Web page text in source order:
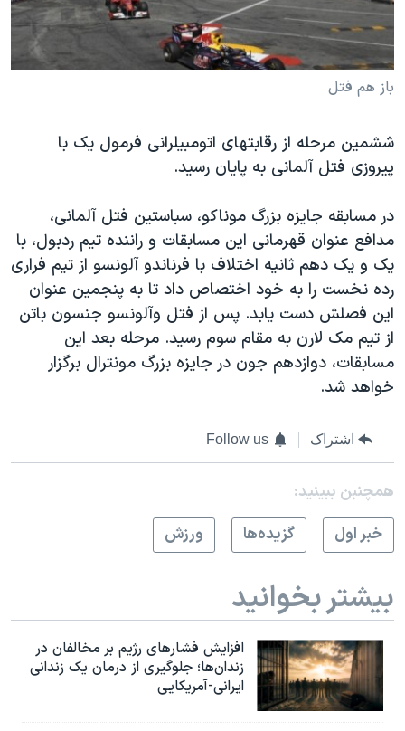
فرهنگ و زندگی
حقوق شهروندی
اقتصادی
اسرائیل در جنگ
گالری عکس
آرشیو پخش زنده
مستندها
انتخابات ریاست جمهوری آمریکا ۲۰۲۴
حمله جمهوری اسلامی به اسرائیل
ورزش زنان در ایران
اعتراضات زن، زندگی، آزادی
مجموعه مستندهای دادخواهی
تریبونال مردمی آبان ۹۸
دادگاه حمید نوری
چهل سال گروگان‌گیری
قانون شفافیت دارائی کادر رهبری ایران
اعتراضات مردمی آبان ۹۸
نرگس محمدی برنده جایزه نوبل صلح
سفر پرزیدنت ترامپ به چین
دنبال کنید
زبانهای مختلف
باز هم فتل
ششمین مرحله از رقابتهای اتومبیلرانی فرمول یک با
پیروزی فتل آلمانی به پایان رسید.
در مسابقه جایزه بزرگ موناکو، سباستین فتل آلمانی،
مدافع عنوان قهرمانی این مسابقات و راننده تیم ردبول، با
یک و یک دهم ثانیه اختلاف با فرناندو آلونسو از تیم فراری
رده نخست را به خود اختصاص داد تا به پنجمین عنوان
این فصلش دست یابد. پس از فتل وآلونسو جنسون باتن
از تیم مک لارن به مقام سوم رسید. مرحله بعد این
مسابقات، دوازدهم جون در جایزه بزرگ مونترال برگزار
خواهد شد.
اشتراک Follow us
همچنبن ببینید:
خبر اول
گزيده‌ها ورزش
بیشتر بخوانید
افزایش فشارهای رژیم بر مخالفان در
زندان‌ها؛ جلوگیری از درمان یک زندانی
ایرانی-آمریکایی